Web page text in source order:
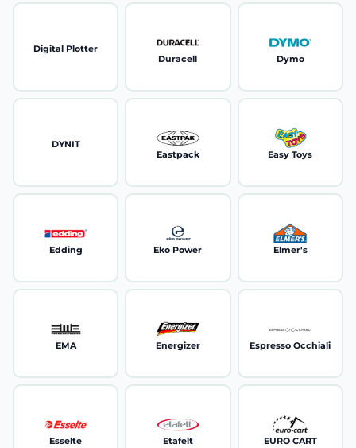
Digital Plotter
Duracell
Dymo
DYNIT
Eastpack
Easy Toys
Edding Eko Power Elmer's
EMA Energizer Espresso Occhiali
Esselte Etafelt EURO CART